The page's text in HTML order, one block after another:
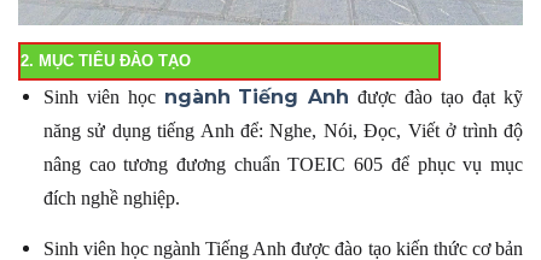
2. MỤC TIÊU ĐÀO TẠO
Sinh viên học ngành Tiếng Anh được đào tạo đạt kỹ
năng sử dụng tiếng Anh để: Nghe, Nói, Đọc, Viết ở trình độ
nâng cao tương đương chuẩn TOEIC 605 để phục vụ mục
đích nghề nghiệp.
Sinh viên học ngành Tiếng Anh được đào tạo kiến thức cơ bản